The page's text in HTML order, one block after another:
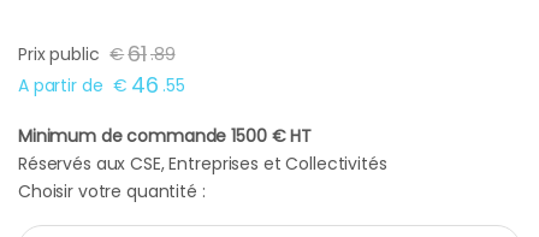
Prix public €61.89
A partir de € 46 .55
Minimum de commande 1500 € HT
Réservés aux CSE, Entreprises et Collectivités
Choisir votre quantité :